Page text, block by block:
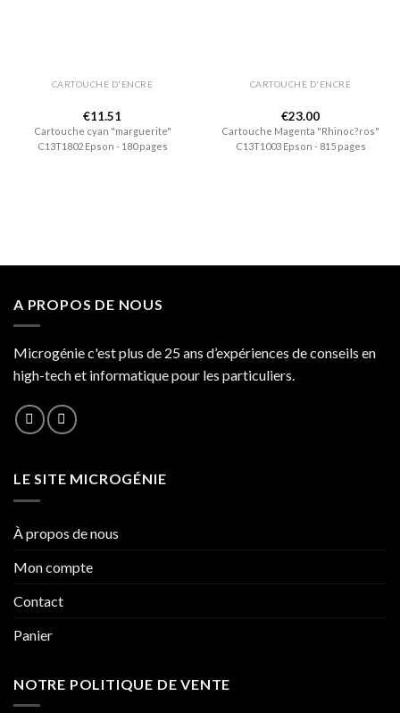
CARTOUCHE D'ENCRE
€11.51
Cartouche cyan "marguerite"
C13T1802 Epson - 180 pages
CARTOUCHE D'ENCRE
€23.00
Cartouche Magenta "Rhinoc?ros"
C13T1003 Epson - 815 pages
A PROPOS DE NOUS
Microgénie c'est plus de 25 ans d’expériences de conseils en
high-tech et informatique pour les particuliers.
LE SITE MICROGÉNIE
À propos de nous
Mon compte
Contact
Panier
NOTRE POLITIQUE DE VENTE